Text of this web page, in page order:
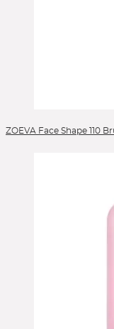
Make-up Pinsel
ZOEVA Face Shape 110